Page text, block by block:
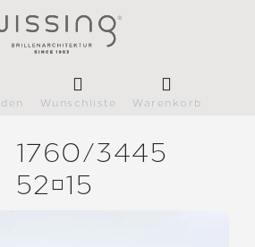
Wunschliste Warenkorb
1760/3445
5215